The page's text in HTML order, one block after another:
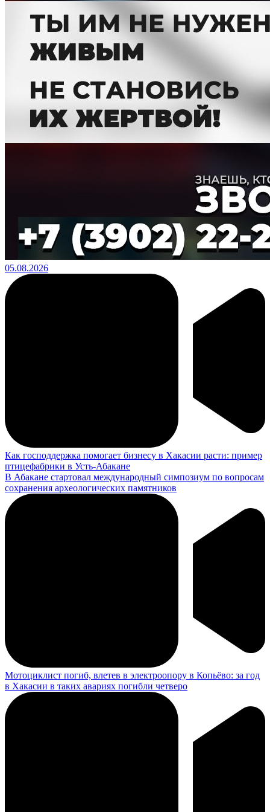
05.08.2026
Как господдержка помогает бизнесу в Хакасии расти: пример
птицефабрики в Усть-Абакане
В Абакане стартовал международный симпозиум по вопросам
сохранения археологических памятников
Мотоциклист погиб, влетев в электроопору в Копьёво: за год
в Хакасии в таких авариях погибли четверо